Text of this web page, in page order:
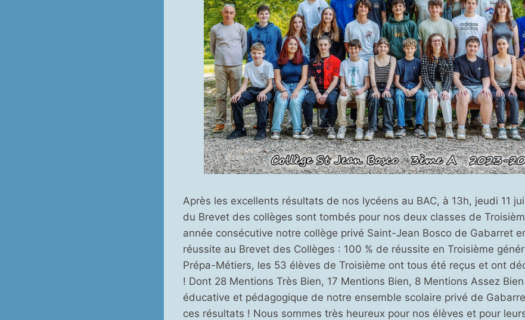
Après les excellents résultats de nos lycéens au BAC, à 13h, jeudi 11
du Brevet des collèges sont tombés pour nos deux classes de
année consécutive notre collège privé Saint-Jean Bosco de Gabarret
réussite au Brevet des Collèges : 100 % de réussite en Troisième
Prépa-Métiers, les 53 élèves de Troisième ont tous été reçus et ont
! Dont 28 Mentions Très Bien, 17 Mentions Bien, 8 Mentions Assez Bien
éducative et pédagogique de notre ensemble scolaire privé de
ces résultats ! Nous sommes très heureux pour nos élèves et pour